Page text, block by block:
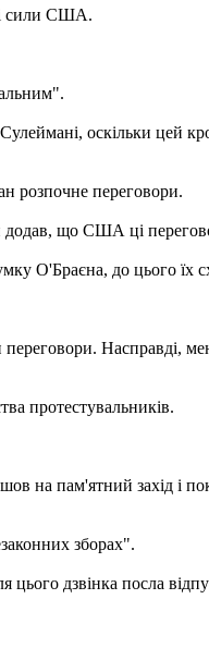
сили США.
оскільки цей
розпочне переговори.
додав, що США ці
О'Браєна, до цього їх
Насправді,
протестувальників.
на пам'ятний захід і
зборах".
цього дзвінка посла